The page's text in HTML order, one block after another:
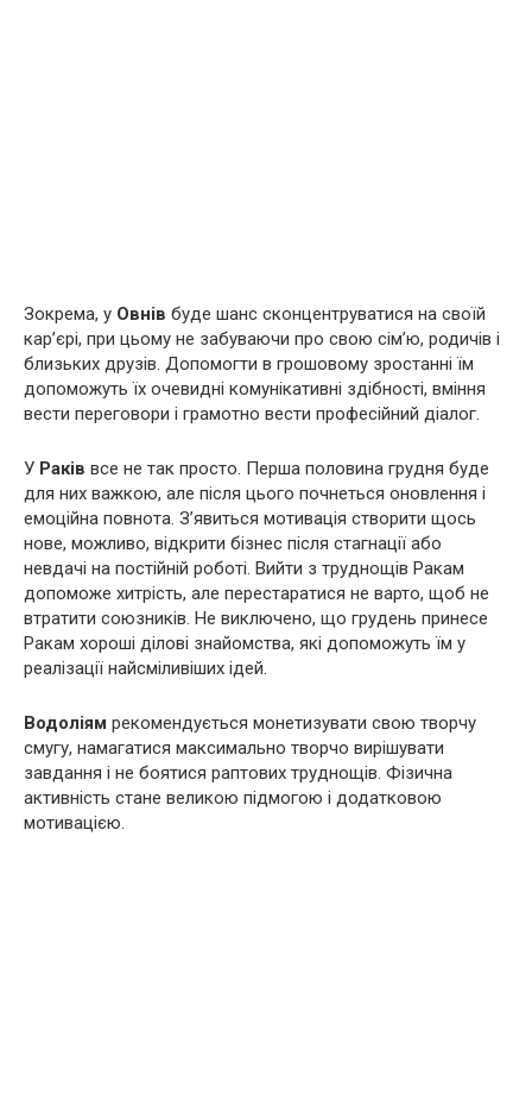
Зокрема, у Овнів буде шанс сконцентруватися на своїй
кар’єрі, при цьому не забуваючи про свою сім’ю, родичів і
близьких друзів. Допомогти в грошовому зростанні їм
допоможуть їх очевидні комунікативні здібності, вміння
вести переговори і грамотно вести професійний діалог.
У Раків все не так просто. Перша половина грудня буде
для них важкою, але після цього почнеться оновлення і
емоційна повнота. З’явиться мотивація створити щось
нове, можливо, відкрити бізнес після стагнації або
невдачі на постійній роботі. Вийти з труднощів Ракам
допоможе хитрість, але перестаратися не варто, щоб не
втратити союзників. Не виключено, що грудень принесе
Ракам хороші ділові знайомства, які допоможуть їм у
реалізації найсміливіших ідей.
Водоліям рекомендується монетизувати свою творчу
смугу, намагатися максимально творчо вирішувати
завдання і не боятися раптових труднощів. Фізична
активність стане великою підмогою і додатковою
мотивацією.